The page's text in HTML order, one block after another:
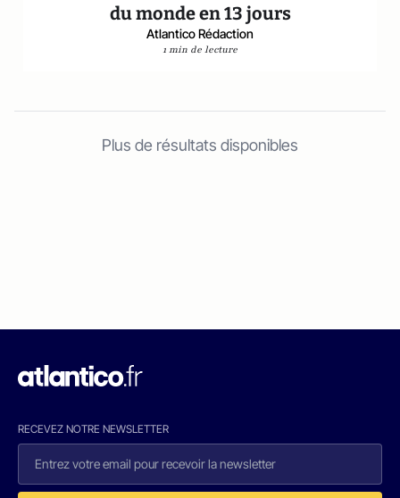
du monde en 13 jours
Atlantico Rédaction
1 min de lecture
Plus de résultats disponibles
RECEVEZ NOTRE NEWSLETTER